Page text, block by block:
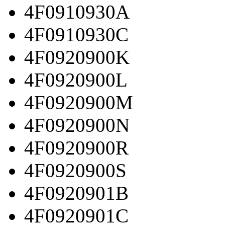
4F0910930A
4F0910930C
4F0920900K
4F0920900L
4F0920900M
4F0920900N
4F0920900R
4F0920900S
4F0920901B
4F0920901C